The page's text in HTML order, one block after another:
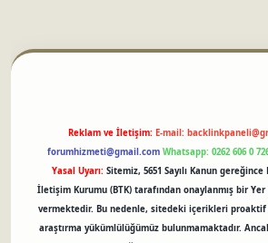
Reklam ve İletişim: E-mail:
forumhizmeti@gmail.com Whatsapp: 0262 606 0
Yasal Uyarı: Sitemiz, 5651 Sayılı Kanun
İletişim Kurumu (BTK) tarafından onaylanmış bir Yer
vermektedir. Bu nedenle, sitedeki içerikleri
araştırma yükümlülüğümüz bulunmamaktadır.